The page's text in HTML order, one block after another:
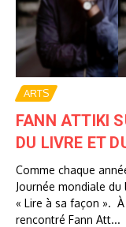
ARTS
FANN ATTIKI
DU LIVRE ET
Comme chaque
Journée mondiale
« Lire à sa façon ».
rencontré Fann Att...